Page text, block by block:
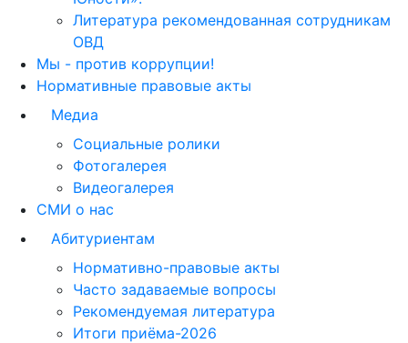
Литература рекомендованная сотрудникам
ОВД
Мы - против коррупции!
Нормативные правовые акты
Медиа
Социальные ролики
Фотогалерея
Видеогалерея
СМИ о нас
Абитуриентам
Нормативно-правовые акты
Часто задаваемые вопросы
Рекомендуемая литература
Итоги приёма-2026